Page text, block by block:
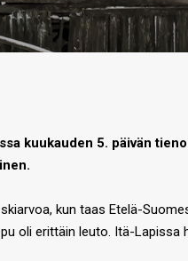
kuukauden 5. päivän
kun taas Etelä-
oli erittäin leuto. Itä-Lapissa